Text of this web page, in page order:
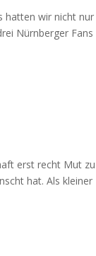
hatten wir nicht nur
Nürnberger Fans
erst recht Mut zu
hat. Als kleiner